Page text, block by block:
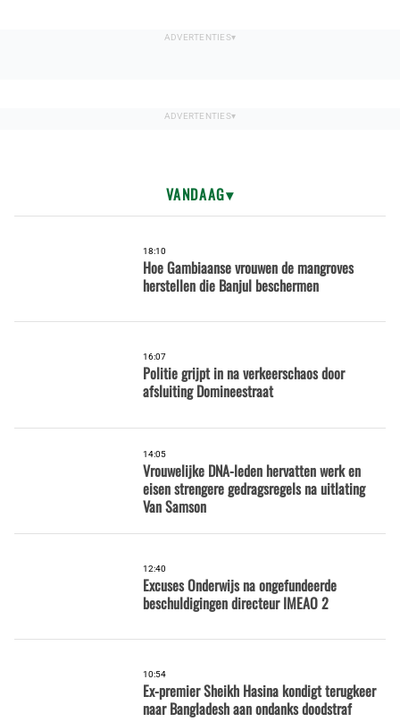
VANDAAG
18:10
Hoe Gambiaanse vrouwen de mangroves
herstellen die Banjul beschermen
16:07
Politie grijpt in na verkeerschaos door
afsluiting Domineestraat
14:05
Vrouwelijke DNA-leden hervatten werk en
eisen strengere gedragsregels na uitlating
Van Samson
12:40
Excuses Onderwijs na ongefundeerde
beschuldigingen directeur IMEAO 2
10:54
Ex-premier Sheikh Hasina kondigt terugkeer
naar Bangladesh aan ondanks doodstraf